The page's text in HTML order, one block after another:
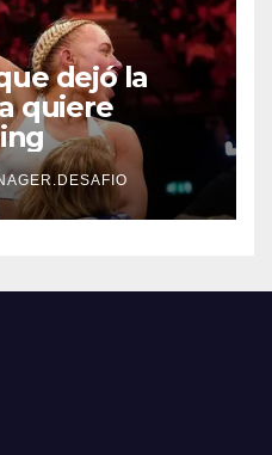
dejó la
quiere